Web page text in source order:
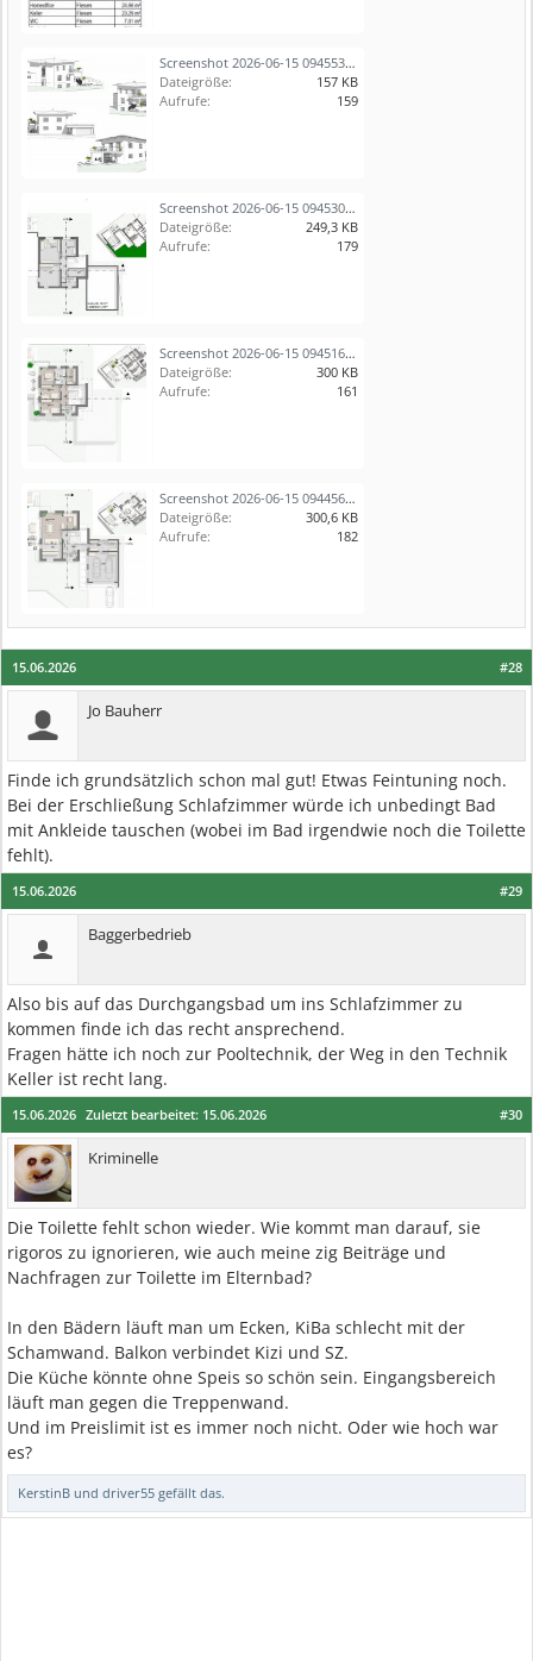
Screenshot 2026-06-15 094553.jpg
Dateigröße:
157 KB
Aufrufe:
159
Screenshot 2026-06-15 094530.jpg
Dateigröße:
249,3 KB
Aufrufe:
179
Screenshot 2026-06-15 094516.jpg
Dateigröße:
300 KB
Aufrufe:
161
Screenshot 2026-06-15 094456.jpg
Dateigröße:
300,6 KB
Aufrufe:
182
#28
15.06.2026
Jo Bauherr
Finde ich grundsätzlich schon mal gut! Etwas Feintuning noch.
Bei der Erschließung Schlafzimmer würde ich unbedingt Bad
mit Ankleide tauschen (wobei im Bad irgendwie noch die Toilette
fehlt).
#29
15.06.2026
Baggerbedrieb
Also bis auf das Durchgangsbad um ins Schlafzimmer zu
kommen finde ich das recht ansprechend.
Fragen hätte ich noch zur Pooltechnik, der Weg in den Technik
Keller ist recht lang.
#30
15.06.2026 Zuletzt bearbeitet: 15.06.2026
Kriminelle
Die Toilette fehlt schon wieder. Wie kommt man darauf, sie
rigoros zu ignorieren, wie auch meine zig Beiträge und
Nachfragen zur Toilette im Elternbad?
In den Bädern läuft man um Ecken, KiBa schlecht mit der
Schamwand. Balkon verbindet Kizi und SZ.
Die Küche könnte ohne Speis so schön sein. Eingangsbereich
läuft man gegen die Treppenwand.
Und im Preislimit ist es immer noch nicht. Oder wie hoch war
es?
KerstinB und driver55 gefällt das.